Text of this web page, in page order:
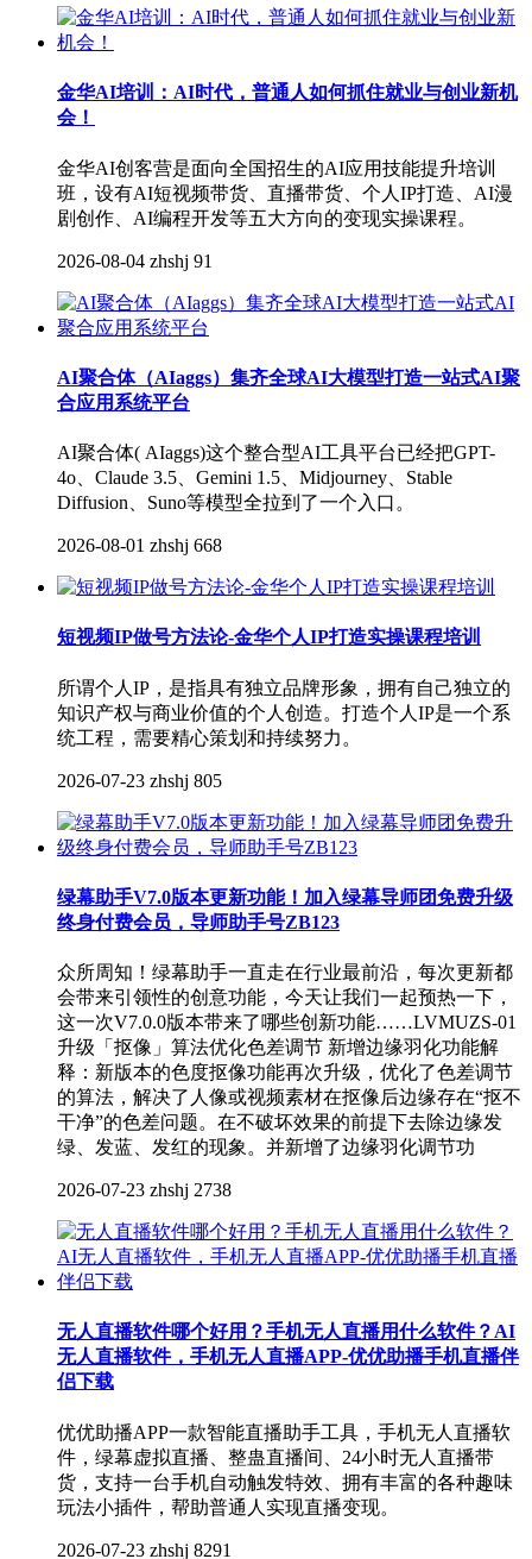
金华AI培训：AI时代，普通人如何抓住就业与创业新机
会！
金华AI创客营是面向全国招生的AI应用技能提升培训
班，设有AI短视频带货、直播带货、个人IP打造、AI漫
剧创作、AI编程开发等五大方向的变现实操课程。
2026-08-04 zhshj 91
AI聚合体（AIaggs）集齐全球AI大模型打造一站式AI聚
合应用系统平台
AI聚合体( AIaggs)这个整合型AI工具平台已经把GPT-
4o、Claude 3.5、Gemini 1.5、Midjourney、Stable
Diffusion、Suno等模型全拉到了一个入口。
2026-08-01 zhshj 668
短视频IP做号方法论-金华个人IP打造实操课程培训
所谓个人IP，是指具有独立品牌形象，拥有自己独立的
知识产权与商业价值的个人创造。打造个人IP是一个系
统工程，需要精心策划和持续努力。
2026-07-23 zhshj 805
绿幕助手V7.0版本更新功能！加入绿幕导师团免费升级
终身付费会员，导师助手号ZB123
众所周知！绿幕助手一直走在行业最前沿，每次更新都
会带来引领性的创意功能，今天让我们一起预热一下，
这一次V7.0.0版本带来了哪些创新功能……LVMUZS-01
升级「抠像」算法优化色差调节 新增边缘羽化功能解
释：新版本的色度抠像功能再次升级，优化了色差调节
的算法，解决了人像或视频素材在抠像后边缘存在“抠不
干净”的色差问题。在不破坏效果的前提下去除边缘发
绿、发蓝、发红的现象。并新增了边缘羽化调节功
2026-07-23 zhshj 2738
无人直播软件哪个好用？手机无人直播用什么软件？AI
无人直播软件，手机无人直播APP-优优助播手机直播伴
侣下载
优优助播APP一款智能直播助手工具，手机无人直播软
件，绿幕虚拟直播、整蛊直播间、24小时无人直播带
货，支持一台手机自动触发特效、拥有丰富的各种趣味
玩法小插件，帮助普通人实现直播变现。
2026-07-23 zhshj 8291